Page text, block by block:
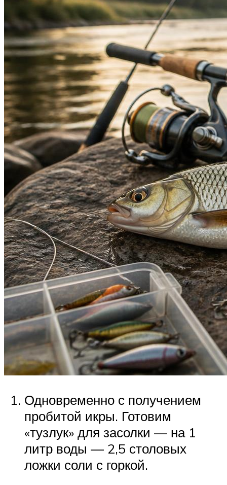
Одновременно с получением
пробитой икры. Готовим
«тузлук» для засолки — на 1
литр воды — 2,5 столовых
ложки соли с горкой.